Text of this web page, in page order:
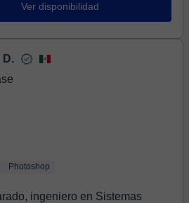
Ver disponibilidad
D.
Photoshop
ingeniero en Sistemas